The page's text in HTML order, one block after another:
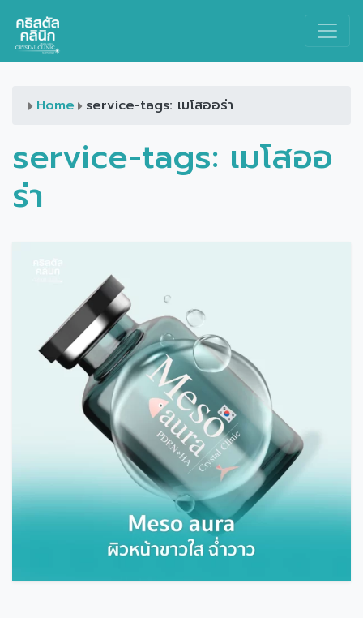
Main Navigation
Home service-tags: เมโสออร่า
service-tags: เมโสออ
ร่า